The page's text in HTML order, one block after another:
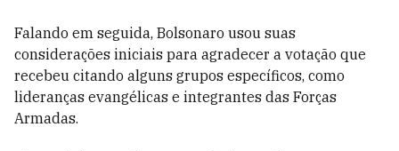
Falando em seguida, Bolsonaro usou suas
considerações iniciais para agradecer a votação que
recebeu citando alguns grupos específicos, como
lideranças evangélicas e integrantes das Forças
Armadas.